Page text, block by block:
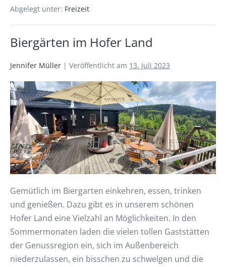
Abgelegt unter: Freizeit
Biergärten im Hofer Land
Jennifer Müller | Veröffentlicht am 13. Juli 2023
Gemütlich im Biergarten einkehren, essen, trinken
und genießen. Dazu gibt es in unserem schönen
Hofer Land eine Vielzahl an Möglichkeiten. In den
Sommermonaten laden die vielen tollen Gaststätten
der Genussregion ein, sich im Außenbereich
niederzulassen, ein bisschen zu schwelgen und die